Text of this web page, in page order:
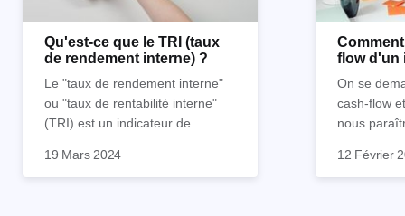
Qu'est-ce que le TRI (taux
de rendement interne) ?
Le "taux de rendement interne"
ou "taux de rentabilité interne"
(TRI) est un indicateur de
les investisseurs. Cet indicateur
19 Mars 2024
flow d'un
On se
cash-flow
nous
bouche
12 Février